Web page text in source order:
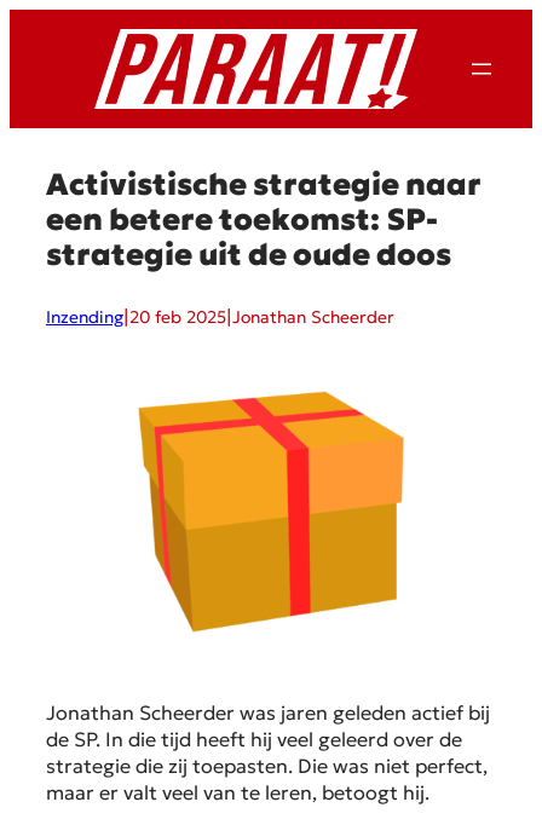
Activistische strategie naar
een betere toekomst: SP-
strategie uit de oude doos
Inzending 20 feb 2025 Jonathan Scheerder
Jonathan Scheerder was jaren geleden actief bij
de SP. In die tijd heeft hij veel geleerd over de
strategie die zij toepasten. Die was niet perfect,
maar er valt veel van te leren, betoogt hij.